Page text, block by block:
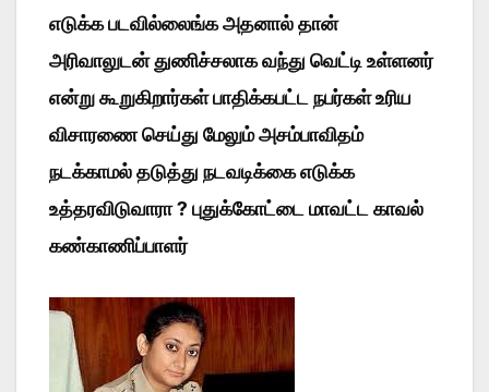
எடுக்க படவில்லைங்க அதனால் தான்
அரிவாலுடன் துணிச்சலாக வந்து வெட்டி உள்ளனர்
என்று கூறுகிறார்கள் பாதிக்கபட்ட நபர்கள் உரிய
விசாரணை செய்து மேலும் அசம்பாவிதம்
நடக்காமல் தடுத்து நடவடிக்கை எடுக்க
உத்தரவிடுவாரா ? புதுக்கோட்டை மாவட்ட காவல்
கண்காணிப்பாளர்